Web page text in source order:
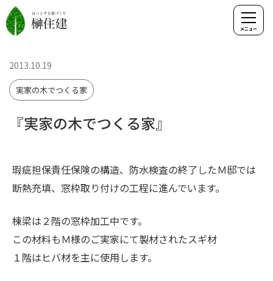
『実家の木でつくる家』
2013.10.19
実家の木でつくる家
瑕疵担保責任保険の構造、防水検査の終了したＭ邸では
断熱充填、窓枠取り付けの工程に進んでいます。
棟梁は２階の窓枠加工中です。
この材料もＭ様のご実家にて製材されたスギ材
１階はヒバ材を主に使用します。